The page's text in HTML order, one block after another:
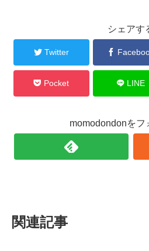
シェアす
Twitter
Pocket LINE
momodondonをフ
関連記事